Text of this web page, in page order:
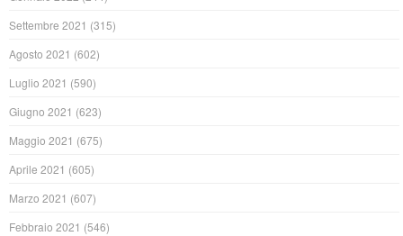
Settembre 2021 (315)
Agosto 2021 (602)
Luglio 2021 (590)
Giugno 2021 (623)
Maggio 2021 (675)
Aprile 2021 (605)
Marzo 2021 (607)
Febbraio 2021 (546)